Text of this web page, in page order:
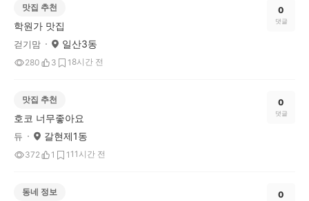
맛집 추천
학원가 맛집
걷기맘 일산3동
280 3 1 8시간 전
0
댓글
맛집 추천
호코 너무좋아요
듀 갈현제1동
372 1 1 11시간 전
0
댓글
동네 정보 0